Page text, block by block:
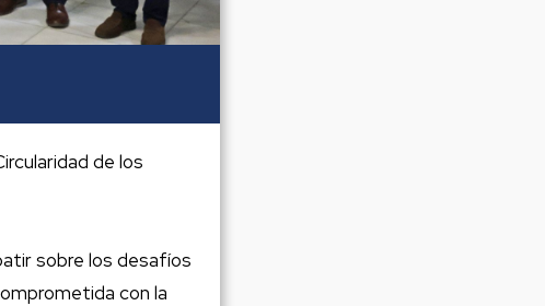
de los
sobre los desafíos
con la